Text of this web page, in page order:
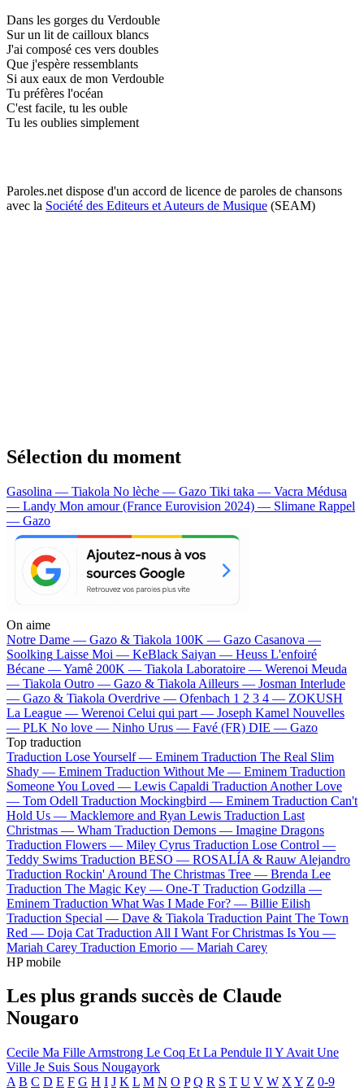
Dans les gorges du Verdouble
Sur un lit de cailloux blancs
J'ai composé ces vers doubles
Que j'espère ressemblants
Si aux eaux de mon Verdouble
Tu préfères l'océan
C'est facile, tu les ouble
Tu les oublies simplement
Paroles.net dispose d'un accord de licence de paroles de chansons
avec la Société des Editeurs et Auteurs de Musique (SEAM)
Sélection du moment
Gasolina — Tiakola No lèche — Gazo Tiki taka — Vacra Médusa
— Landy Mon amour (France Eurovision 2024) — Slimane Rappel
— Gazo
On aime
Notre Dame — Gazo & Tiakola 100K — Gazo Casanova —
Soolking Laisse Moi — KeBlack Saiyan — Heuss L'enfoiré
Bécane —Yamê 200K — Tiakola Laboratoire — Werenoi Meuda
— Tiakola Outro — Gazo & Tiakola Ailleurs — Josman Interlude
— Gazo & Tiakola Overdrive — Ofenbach 1 2 3 4 — ZOKUSH
La League — Werenoi Celui qui part — Joseph Kamel Nouvelles
— PLK No love — Ninho Urus — Favé (FR) DIE — Gazo
Top traduction
Traduction Lose Yourself — Eminem Traduction The Real Slim
Shady — Eminem Traduction Without Me — Eminem Traduction
Someone You Loved — Lewis Capaldi Traduction Another Love
— Tom Odell Traduction Mockingbird — Eminem Traduction Can't
Hold Us — Macklemore and Ryan Lewis Traduction Last
Christmas — Wham Traduction Demons — Imagine Dragons
Traduction Flowers — Miley Cyrus Traduction Lose Control —
Teddy Swims Traduction BESO — ROSALÍA & Rauw Alejandro
Traduction Rockin' Around The Christmas Tree — Brenda Lee
Traduction The Magic Key — One-T Traduction Godzilla —
Eminem Traduction What Was I Made For? — Billie Eilish
Traduction Special — Dave & Tiakola Traduction Paint The Town
Red — Doja Cat Traduction All I Want For Christmas Is You —
Mariah Carey Traduction Emorio — Mariah Carey
HP mobile
Les plus grands succès de Claude
Nougaro
Cecile Ma Fille Armstrong Le Coq Et La Pendule Il Y Avait Une
Ville Je Suis Sous Nougayork
A B C D E F G H I J K L M N O P Q R S T U V W X Y Z 0-9